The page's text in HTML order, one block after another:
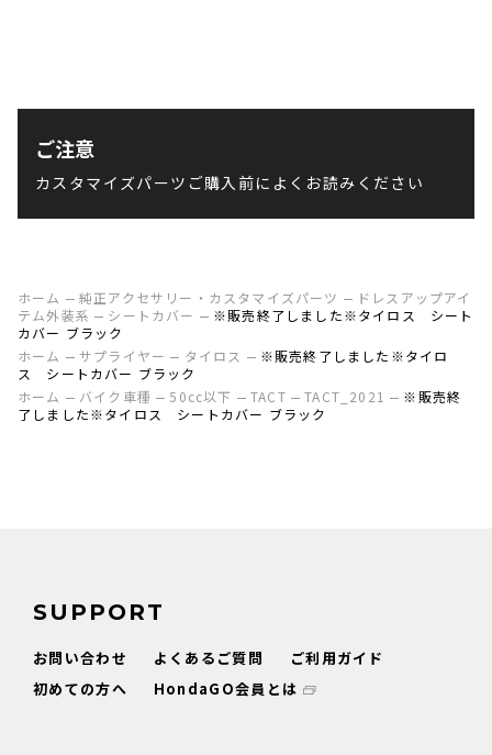
ご注意
カスタマイズパーツご購入前によくお読みください
ホーム 純正アクセサリー・カスタマイズパーツ
ドレスアップアイ
テム外装系
シートカバー
※販売終了しました※タイロス シート
カバー ブラック
ホーム
サプライヤー タイロス
※販売終了しました※タイロ
ス シートカバー ブラック
ホーム
バイク車種 50cc以下 TACT TACT_2021
※販売終
了しました※タイロス シートカバー ブラック
SUPPORT
お問い合わせ よくあるご質問
ご利用ガイド
初めての方へ
HondaGO会員とは